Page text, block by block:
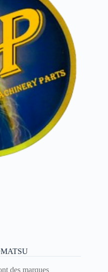
des marques